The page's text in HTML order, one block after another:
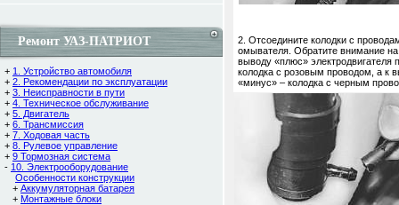
Ремонт УАЗ-ПАТРИОТ
+ 1. Устройство автомобиля
+ 2. Рекомендации по эксплуатации
+ 3. Неисправности в пути
+ 4. Техническое обслуживание
+ 5. Двигатель
+ 6. Трансмиссия
+ 7. Ходовая часть
+ 8. Рулевое управление
+ 9 Тормозная система
- 10. Электрооборудование
Особенности конструкции
+ Аккумуляторная батарея
+ Монтажные блоки
2. Отсоедините колодки с
омывателя. Обратите внимание на
выводу «плюс» электродвигателя
колодка с розовым проводом, а к
«минус» – колодка с черным